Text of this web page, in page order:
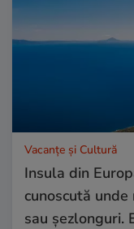
Vacanțe și Cultură
Insula din
cunoscută
sau șezlonguri.